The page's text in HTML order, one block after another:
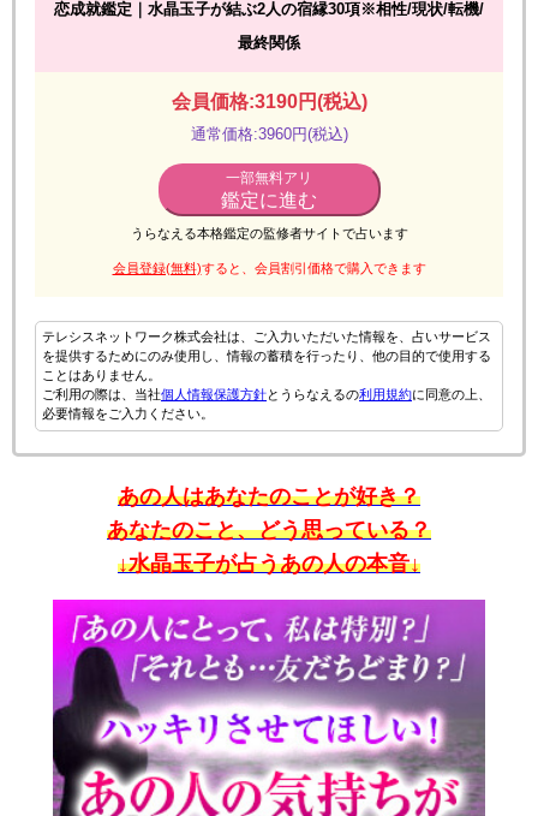
恋成就鑑定｜水晶玉子が結ぶ2人の宿縁30項※相性/現状/転機/
最終関係
会員価格:3190円(税込)
通常価格:3960円(税込)
一部無料アリ
鑑定に進む
うらなえる本格鑑定の監修者サイトで占います
会員登録(無料)すると、会員割引価格で購入できます
テレシスネットワーク株式会社は、ご入力いただいた情報を、占いサービス
を提供するためにのみ使用し、情報の蓄積を行ったり、他の目的で使用する
ことはありません。
ご利用の際は、当社個人情報保護方針とうらなえるの利用規約に同意の上、
必要情報をご入力ください。
あの人はあなたのことが好き？
あなたのこと、どう思っている？
↓水晶玉子が占うあの人の本音↓